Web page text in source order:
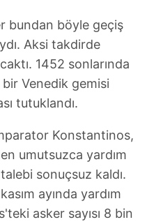
bundan böyle geçiş
Aksi takdirde
1452 sonlarında
Venedik gemisi
tutuklandı.
Konstantinos,
umutsuzca yardım
sonuçsuz kaldı.
ayında yardım
asker sayısı 8 bin